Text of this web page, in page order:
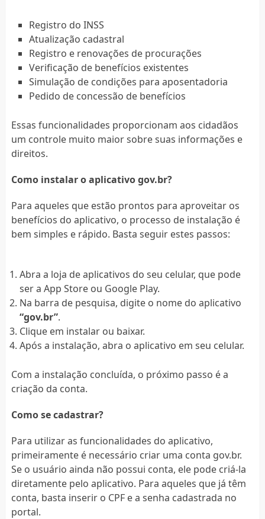
Registro do INSS
Atualização cadastral
Registro e renovações de procurações
Verificação de benefícios existentes
Simulação de condições para aposentadoria
Pedido de concessão de benefícios
Essas funcionalidades proporcionam aos cidadãos
um controle muito maior sobre suas informações e
direitos.
Como instalar o aplicativo gov.br?
Para aqueles que estão prontos para aproveitar os
benefícios do aplicativo, o processo de instalação é
bem simples e rápido. Basta seguir estes passos:
Abra a loja de aplicativos do seu celular, que pode
ser a App Store ou Google Play.
Na barra de pesquisa, digite o nome do aplicativo
“gov.br”.
Clique em instalar ou baixar.
Após a instalação, abra o aplicativo em seu celular.
Com a instalação concluída, o próximo passo é a
criação da conta.
Como se cadastrar?
Para utilizar as funcionalidades do aplicativo,
primeiramente é necessário criar uma conta gov.br.
Se o usuário ainda não possui conta, ele pode criá-la
diretamente pelo aplicativo. Para aqueles que já têm
conta, basta inserir o CPF e a senha cadastrada no
portal.